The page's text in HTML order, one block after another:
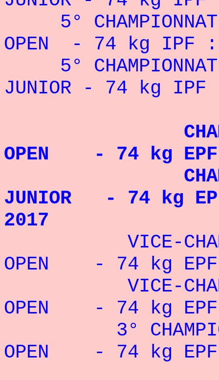
5° CHAMPIONNAT
OPEN
- 74 kg IPF :
5° CHAMPIONNAT
JUNIOR - 74 kg IPF
OPEN - 74 kg
CHAMPION
JUNIOR - 74 kg
2017
VICE-
OPEN - 74 kg
VICE-
OPEN - 74 kg
3°
OPEN - 74 kg